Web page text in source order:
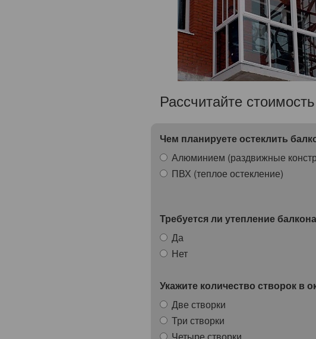
Рассчитайте
Чем планируете остеклить
Алюминием (раздвижные
ПВХ (теплое остекление)
Требуется ли утепление
Да
Нет
Укажите количество створок в
Две створки
Три створки